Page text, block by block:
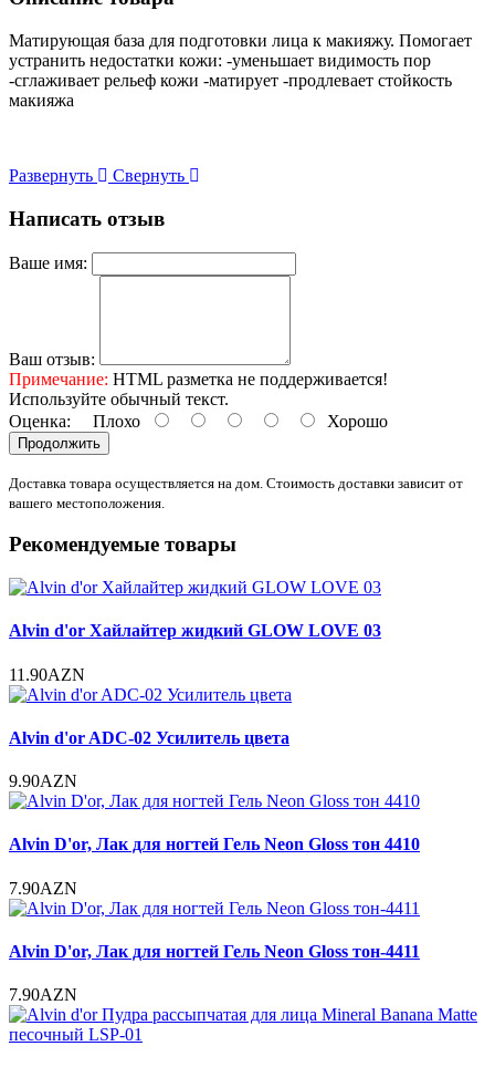
Матирующая база для подготовки лица к макияжу. Помогает
устранить недостатки кожи: -уменьшает видимость пор
-сглаживает рельеф кожи -матирует -продлевает стойкость
макияжа
Развернуть Свернуть
Написать отзыв
Ваше имя:
Ваш отзыв:
Примечание: HTML разметка не поддерживается!
Используйте обычный текст.
Оценка: Плохо Хорошо
Продолжить
Доставка товара осуществляется на дом. Стоимость доставки зависит от
вашего местоположения.
Рекомендуемые товары
Alvin d'or Хайлайтер жидкий GLOW LOVE 03
11.90AZN
Alvin d'or ADC-02 Усилитель цвета
9.90AZN
Alvin D'or, Лак для ногтей Гель Neon Gloss тон 4410
7.90AZN
Alvin D'or, Лак для ногтей Гель Neon Gloss тон-4411
7.90AZN